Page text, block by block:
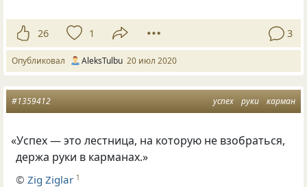
26 1 3
Опубликовал AleksTulbu 20 июл 2020
успех руки карман
#1359412
«Успех — это лестница, на которую не взобраться,
держа руки в карманах.»
©Zig Ziglar 1